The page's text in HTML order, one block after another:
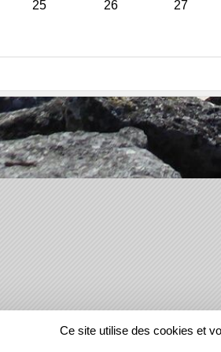
25 26 27
REGIONS
Ce site utilise des cookies et